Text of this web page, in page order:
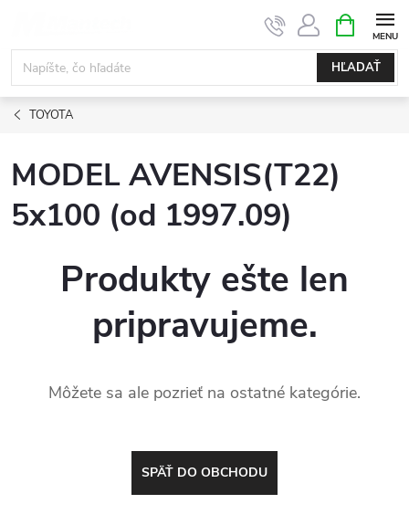
obsah
HĽADAŤ
KOŠÍK
TOYOTA
MODEL AVENSIS(T22)
5x100 (od 1997.09)
Produkty ešte len
pripravujeme.
Môžete sa ale pozrieť na ostatné kategórie.
SPÄŤ DO OBCHODU